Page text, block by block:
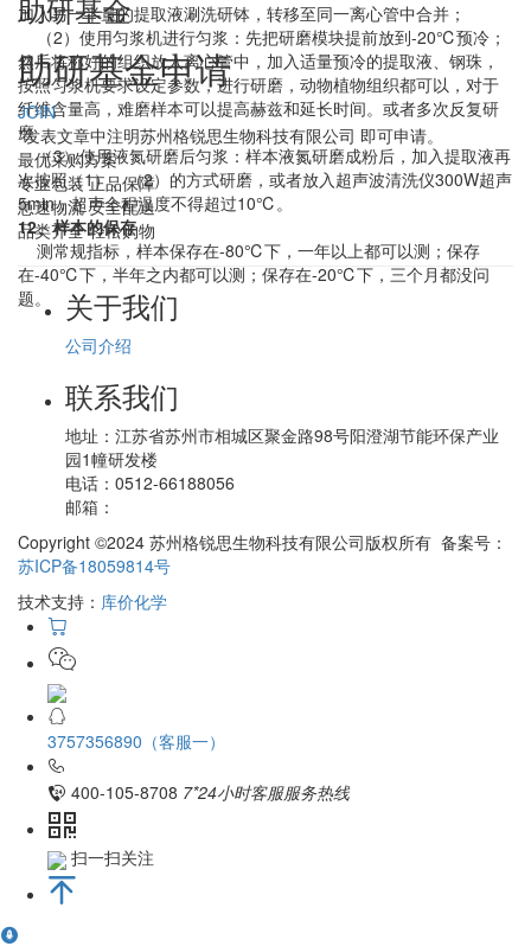
加入另一半量的提取液涮洗研钵，转移至同一离心管中合并；
（2）使用匀浆机进行匀浆：先把研磨模块提前放到-20℃预冷；
然后将称好的组织放入离心管中，加入适量预冷的提取液、钢珠，
按照匀浆机要求设定参数，进行研磨，动物植物组织都可以，对于
纤维含量高，难磨样本可以提高赫兹和延长时间。或者多次反复研
磨
（3）使用液氮研磨后匀浆：样本液氮研磨成粉后，加入提取液再
次按照（1）、（2）的方式研磨，或者放入超声波清洗仪300W超声
5min，超声全程温度不得超过10℃。
12、样本的保存
测常规指标，样本保存在-80℃下，一年以上都可以测；保存
在-40℃下，半年之内都可以测；保存在-20℃下，三个月都没问
题。
助研基金
助研基金申请
JOIN
*发表文章中注明苏州格锐思生物科技有限公司 即可申请。
最优采购方案
专业包装 正品保障
急速物流 安全配送
品类齐全 轻松购物
关于我们
公司介绍
联系我们
地址： 江苏省苏州市相城区聚金路98号阳澄湖节能环保产业
园1幢研发楼
电话： 0512-66188056
邮箱：
Copyright ©2024 苏州格锐思生物科技有限公司版权所有 备案号：
苏ICP备18059814号
技术支持： 库价化学
3757356890（客服一）
400-105-8708 7*24小时客服服务热线
扫一扫关注